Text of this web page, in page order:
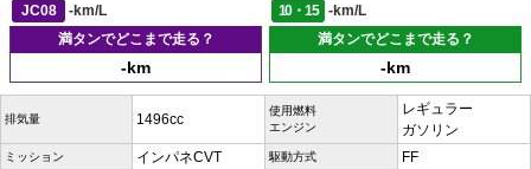
JC08
-km/L 10・15
-km/L
満タンでどこまで走る？
-km
満タンでどこまで走る？
-km
排気量 1496cc
使用燃料
エンジン
レギュラー
ガソリン
ミッション インパネCVT 駆動方式 FF